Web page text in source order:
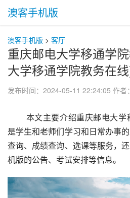
澳客手机版
澳客手机版 > 客厅
重庆邮电大学移通学
大学移通学院教务在
发布时间：2024-05-11 22:24:05 作者
是学生和老师们学习和日常办事
查询、成绩查询、选课等服务，
机版的公告、考试安排等信息。